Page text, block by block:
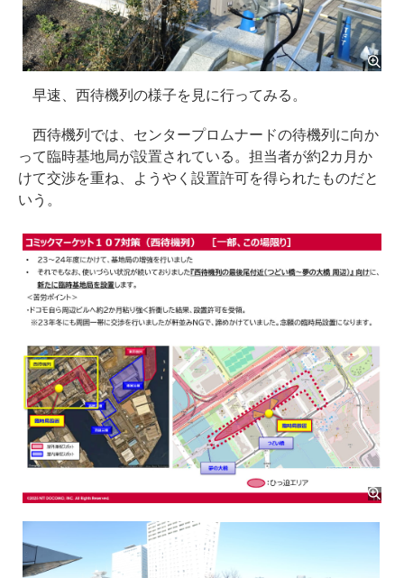
早速、西待機列の様子を見に行ってみる。
西待機列では、センタープロムナードの待機列に向か
って臨時基地局が設置されている。担当者が約2カ月か
けて交渉を重ね、ようやく設置許可を得られたものだと
いう。